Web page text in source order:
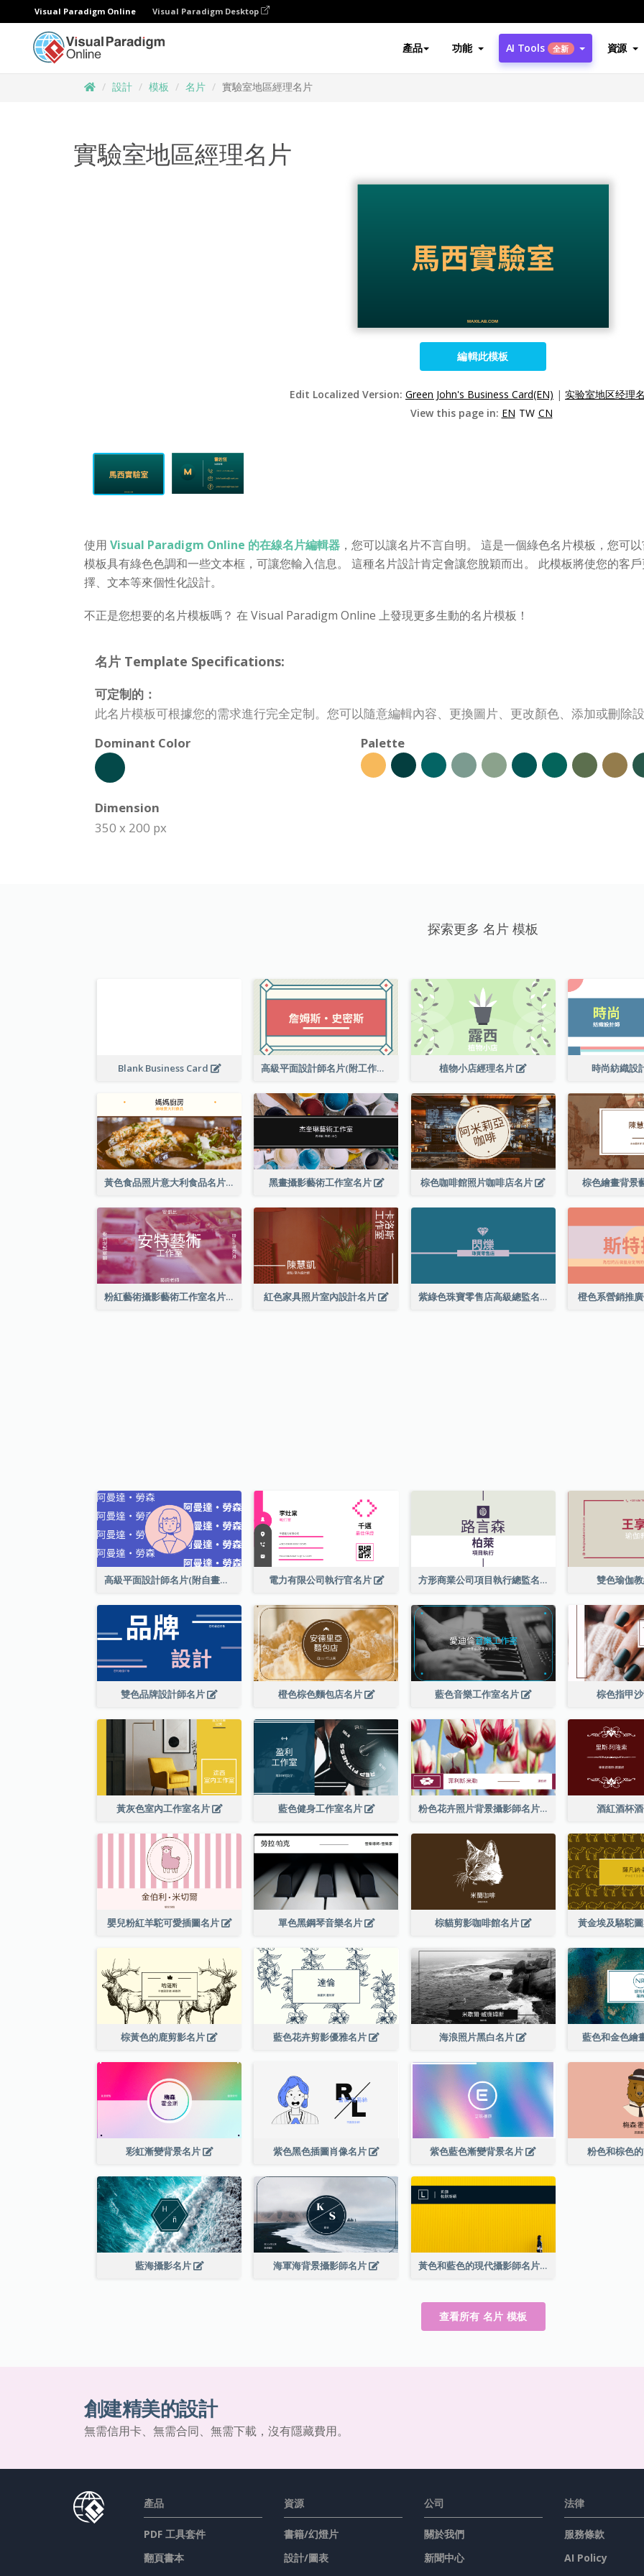
Visual Paradigm Online Visual Paradigm Desktop
產品 功能 AI Tools 全新 資源
設計 模板 名片 實驗室地區經理名片
實驗室地區經理名片
編輯此模板
Edit Localized Version: Green John's Business Card(EN) | 实验室地区经理
View this page in: EN TW CN
使用 Visual Paradigm Online 的在線名片編輯器 ，您可以讓名片不言自明。 這是一個綠色名片模板，您可
模板具有綠色色調和一些文本框，可讓您輸入信息。 這種名片設計肯定會讓您脫穎而出。 此模板將使您的客
擇、文本等來個性化設計。
不正是您想要的名片模板嗎？ 在 Visual Paradigm Online 上發現更多生動的名片模板！
名片 Template Specifications:
可定制的：
此名片模板可根據您的需求進行完全定制。您可以隨意編輯內容、更換圖片、更改顏色、添加或刪除設
Dominant Color
Palette
Dimension
350 x 200 px
探索更多 名片 模板
Blank Business Card 高級平面設計師名片(附工作室地址) 植物小店經理名片 時尚紡織設
黃色食品照片意大利食品名片 黑畫攝影藝術工作室名片 棕色咖啡館照片咖啡店名片 棕色繪畫背景
粉紅藝術攝影藝術工作室名片 紅色家具照片室內設計名片 紫綠色珠寶零售店高級總監名片 橙色系營銷推
高級平面設計師名片(附自畫像) 電力有限公司執行官名片 方形商業公司項目執行總監名片 雙色瑜伽
雙色品牌設計師名片 橙色棕色麵包店名片 藍色音樂工作室名片 棕色指甲
黃灰色室內工作室名片 藍色健身工作室名片 粉色花卉照片背景攝影師名片 酒紅酒杯
嬰兒粉紅羊駝可愛插圖名片 單色黑鋼琴音樂名片 棕貓剪影咖啡館名片 黃金埃及駱駝
棕黃色的鹿剪影名片 藍色花卉剪影優雅名片 海浪照片黑白名片 藍色和金色繪
彩虹漸變背景名片 紫色黑色插圖肖像名片 紫色藍色漸變背景名片 粉色和棕色
藍海攝影名片 海軍海背景攝影師名片 黃色和藍色的現代攝影師名片
查看所有 名片 模板
創建精美的設計
無需信用卡、無需合同、無需下載，沒有隱藏費用。
產品
PDF 工具套件
翻頁書本
資源
書籍/幻燈片
設計/圖表
公司
關於我們
新聞中心
法律
服務條款
AI Policy